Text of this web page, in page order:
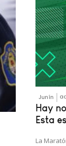
Junín
Hay
Esta
La